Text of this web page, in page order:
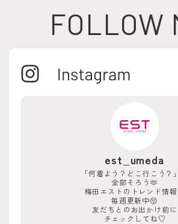
FOLLOW
est_umeda
「何着よう？どこ行こう？
全部そろう🫶
梅田エストのトレンド情
毎週更新中😚
友だちとのお出かけ前に
チェックしてね♡